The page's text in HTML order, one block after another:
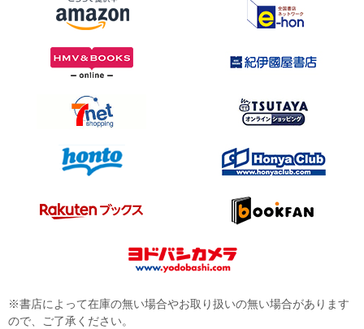
※書店によって在庫の無い場合やお取り扱いの無い場合があります
ので、ご了承ください。